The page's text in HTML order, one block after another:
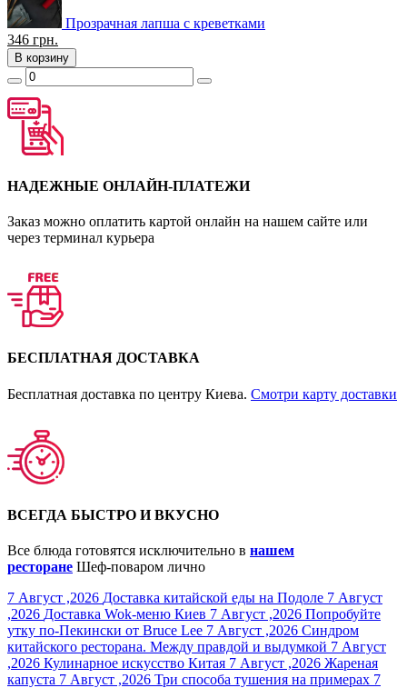
Прозрачная лапша с креветками
346 грн.
В корзину
НАДЕЖНЫЕ ОНЛАЙН-ПЛАТЕЖИ
Заказ можно оплатить картой онлайн на нашем сайте или
через терминал курьера
БЕСПЛАТНАЯ ДОСТАВКА
Бесплатная доставка по центру Киева. Смотри карту доставки
ВСЕГДА БЫСТРО И ВКУСНО
Все блюда готовятся исключительно в нашем
ресторане Шеф-поваром лично
7 Август ,2026 Доставка китайской еды на Подоле 7 Август
,2026 Доставка Wok-меню Киев 7 Август ,2026 Попробуйте
утку по-Пекински от Bruce Lee 7 Август ,2026 Синдром
китайского ресторана. Между правдой и выдумкой 7 Август
,2026 Кулинарное искусство Китая 7 Август ,2026 Жареная
капуста 7 Август ,2026 Три способа тушения на примерах 7